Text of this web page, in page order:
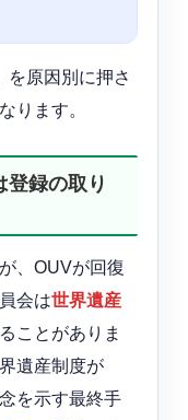
を原因別に押さ
ります。
登録の取り
、OUVが回復
会は世界遺産
ことがありま
遺産制度が
を示す最終手